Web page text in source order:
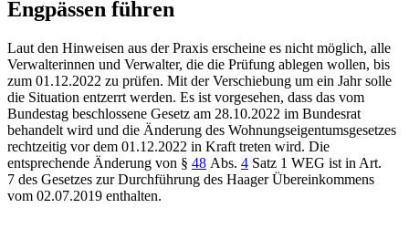
Engpässen führen
Laut den Hinweisen aus der Praxis erscheine es nicht möglich, alle
Verwalterinnen und Verwalter, die die Prüfung ablegen wollen, bis
zum 01.12.2022 zu prüfen. Mit der Verschiebung um ein Jahr solle
die Situation entzerrt werden. Es ist vorgesehen, dass das vom
Bundestag beschlossene Gesetz am 28.10.2022 im Bundesrat
behandelt wird und die Änderung des Wohnungseigentumsgesetzes
rechtzeitig vor dem 01.12.2022 in Kraft treten wird. Die
entsprechende Änderung von § 48 Abs. 4 Satz 1 WEG ist in Art.
7 des Gesetzes zur Durchführung des Haager Übereinkommens
vom 02.07.2019 enthalten.